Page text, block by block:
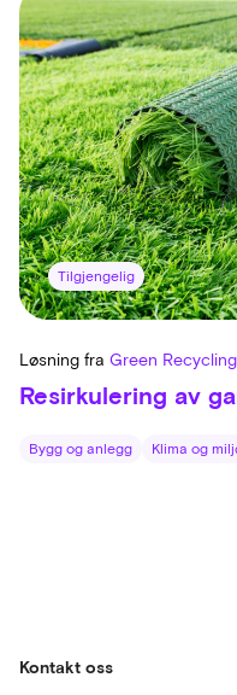
Tilgjengelig
Løsning fra Green Recycling
Resirkulering av
Bygg og anlegg Klima og
Kontakt oss